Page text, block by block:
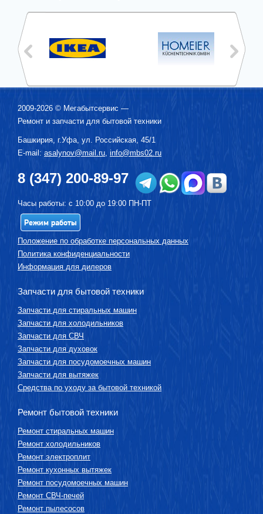
2009-2026 © Мегабытсервис —
Ремонт и запчасти для бытовой техники
Башкирия, г.Уфа, ул. Российская, 45/1
E-mail: asalynov@mail.ru, info@mbs02.ru
8 (347) 200-89-97
Часы работы: с 10:00 до 19:00 ПН-ПТ
Режим работы
Положение по обработке персональных данных
Политика конфиденциальности
Информация для дилеров
Запчасти для бытовой техники
Запчасти для стиральных машин
Запчасти для холодильников
Запчасти для СВЧ
Запчасти для духовок
Запчасти для посудомоечных машин
Запчасти для вытяжек
Средства по уходу за бытовой техникой
Ремонт бытовой техники
Ремонт стиральных машин
Ремонт холодильников
Ремонт электроплит
Ремонт кухонных вытяжек
Ремонт посудомоечных машин
Ремонт СВЧ-печей
Ремонт пылесосов